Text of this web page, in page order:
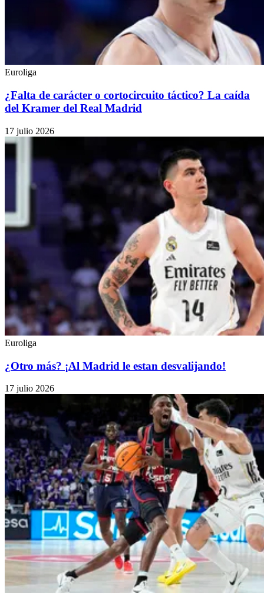
Euroliga
¿Falta de carácter o cortocircuito táctico? La caída
del Kramer del Real Madrid
17 julio 2026
Euroliga
¿Otro más? ¡Al Madrid le estan desvalijando!
17 julio 2026